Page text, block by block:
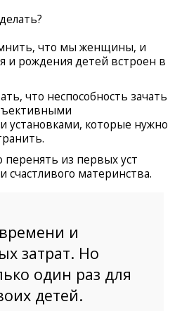
что мы женщины, и
и рождения детей встроен в
что неспособность зачать
установками, которые нужно
перенять из первых уст
счастливого материнства.
и
затрат. Но
один раз для
детей.